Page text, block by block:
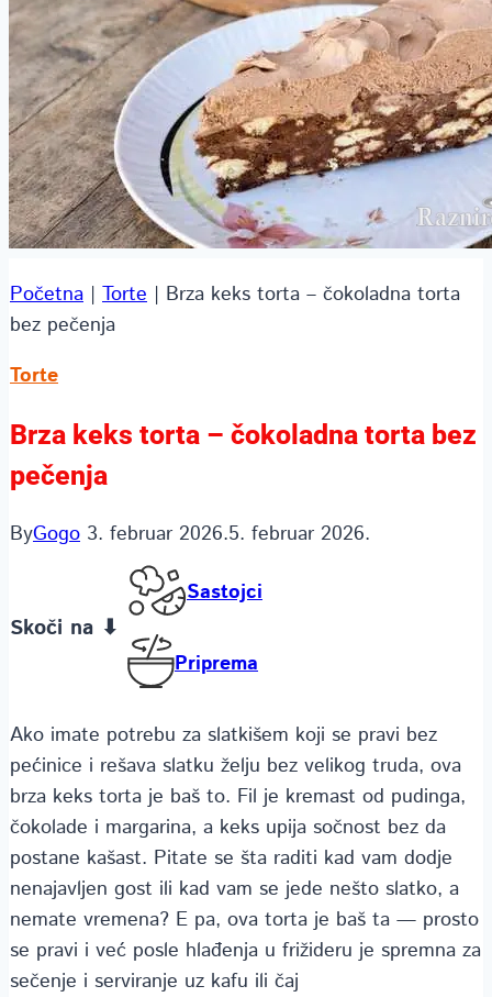
Početna | Torte | Brza keks torta – čokoladna torta
bez pečenja
Torte
Brza keks torta – čokoladna torta bez
pečenja
ByGogo 3. februar 2026.5. februar 2026.
Skoči na ⬇
Sastojci
Priprema
Ako imate potrebu za slatkišem koji se pravi bez
pećinice i rešava slatku želju bez velikog truda, ova
brza keks torta je baš to. Fil je kremast od pudinga,
čokolade i margarina, a keks upija sočnost bez da
postane kašast. Pitate se šta raditi kad vam dodje
nenajavljen gost ili kad vam se jede nešto slatko, a
nemate vremena? E pa, ova torta je baš ta — prosto
se pravi i već posle hlađenja u frižideru je spremna za
sečenje i serviranje uz kafu ili čaj